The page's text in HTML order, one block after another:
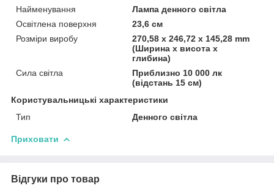
Найменування
Лампа денного світла
Освітлена поверхня
23,6 см
Розміри виробу
270,58 x 246,72 x 145,28 mm
(Ширина x висота x
глибина)
Сила світла
Приблизно 10 000 лк
(відстань 15 см)
Користувальницькі характеристики
Тип
Денного світла
Приховати
Відгуки про товар